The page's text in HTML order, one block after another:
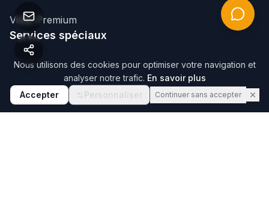
Visite Premium
Services spéciaux
Captation voirie
Déploiement national
Nous utilisons des cookies pour optimiser votre navigation et
analyser notre trafic. En savoir plus
Accepter
Personnaliser Continuer sans accepter